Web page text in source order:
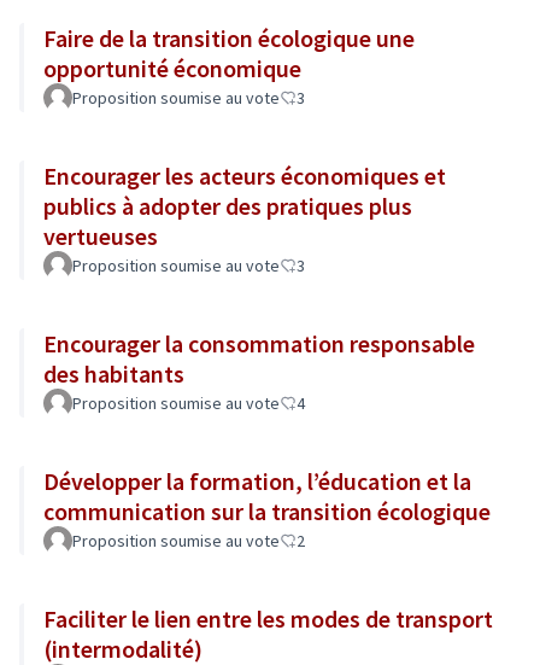
Faire de la transition écologique une
opportunité économique
Proposition soumise au vote 3
Encourager les acteurs économiques et
publics à adopter des pratiques plus
vertueuses
Proposition soumise au vote 3
Encourager la consommation responsable
des habitants
Proposition soumise au vote 4
Développer la formation, l’éducation et la
communication sur la transition écologique
Proposition soumise au vote 2
Faciliter le lien entre les modes de transport
(intermodalité)